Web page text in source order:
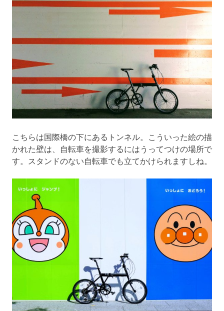
こちらは国際橋の下にあるトンネル。こういった絵の描
かれた壁は、自転車を撮影するにはうってつけの場所で
す。スタンドのない自転車でも立てかけられますしね。